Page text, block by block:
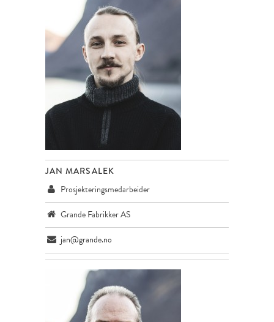
JAN MARSALEK
Prosjekteringsmedarbeider
Grande Fabrikker AS
jan@grande.no